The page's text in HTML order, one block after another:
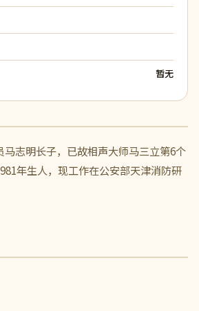
暂无
马志明长子，已故相声大师马三立第6个
年生人，现工作在公安部天津消防研